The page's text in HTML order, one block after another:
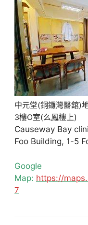
中元堂(銅鑼灣醫舘)
3樓O室(么鳳樓上)
Causeway Bay
Foo Building, 1-5
Google
Map: https://
7